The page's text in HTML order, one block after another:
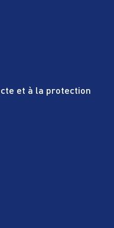
et à la protection